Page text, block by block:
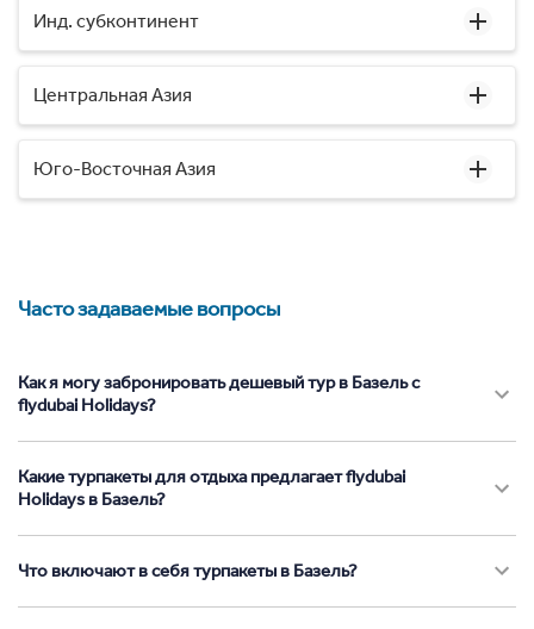
Инд. субконтинент
Центральная Азия
Юго-Восточная Азия
Часто задаваемые вопросы
Как я могу забронировать дешевый тур в Базель с
flydubai Holidays?
Какие турпакеты для отдыха предлагает flydubai
Holidays в Базель?
Что включают в себя турпакеты в Базель?